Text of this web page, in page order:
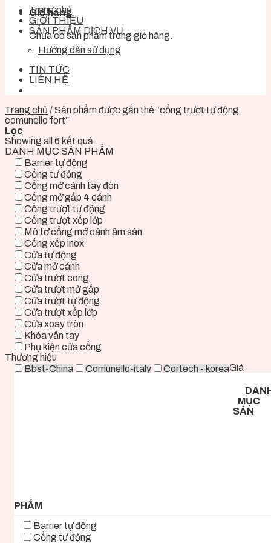
Giỏ hàng
Chưa có sản phẩm trong giỏ hàng.
Trang chủ
GIỚI THIỆU
SẢN PHẨM DỊCH VỤ
Hướng dẫn sử dụng
TIN TỨC
LIÊN HỆ
Trang chủ /Sản phẩm được gắn thẻ “cổng trượt tự động
comunello fort”
Lọc
Showing all 6 kết quả
DANH MỤC SẢN PHẨM
Barrier tự động
Cổng tự động
Cổng mở cánh tay đòn
Cổng mở gấp 4 cánh
Cổng trượt tự động
Cổng trượt xếp lớp
Mô tơ cổng mở cánh âm sàn
Cổng xếp inox
Cửa tự động
Cửa mở cánh
Cửa trượt cong
Cửa trượt mở gấp
Cửa trượt tự động
Cửa trượt xếp lớp
Cửa xoay tròn
Khóa vân tay
Phụ kiện cửa cổng
Thương hiệu
Bbst-China
Comunello-italy
Cortech - koreaGiá
MỤC
SẢN
PHẨM
Barrier tự động
Cổng tự động